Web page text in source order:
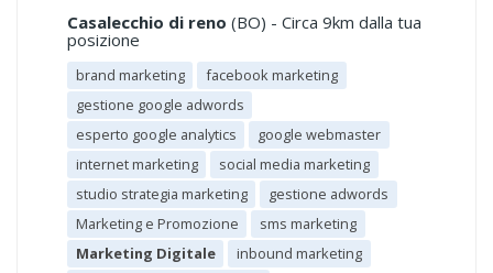
Casalecchio di reno (BO) - Circa 9km dalla tua
posizione
brand marketing
facebook marketing
gestione google adwords
esperto google analytics
google webmaster
internet marketing
social media marketing
studio strategia marketing
gestione adwords
Marketing e Promozione
sms marketing
Marketing Digitale
inbound marketing